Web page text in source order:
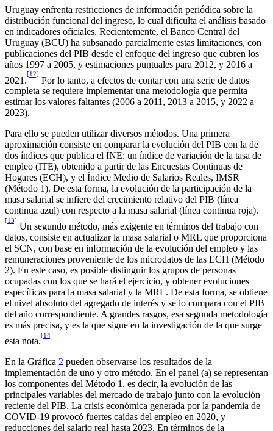
Uruguay enfrenta restricciones de información periódica sobre la
distribución funcional del ingreso, lo cual dificulta el análisis basado
en indicadores oficiales. Recientemente, el Banco Central del
Uruguay (BCU) ha subsanado parcialmente estas limitaciones, con
publicaciones del PIB desde el enfoque del ingreso que cubren los
años 1997 a 2005, y estimaciones puntuales para 2012, y 2016 a
2021.
[12]
Por lo tanto, a efectos de contar con una serie de datos
completa se requiere implementar una metodología que permita
estimar los valores faltantes (2006 a 2011, 2013 a 2015, y 2022 a
2023).
Para ello se pueden utilizar diversos métodos. Una primera
aproximación consiste en comparar la evolución del PIB con la de
dos índices que publica el INE: un índice de variación de la tasa de
empleo (ITE), obtenido a partir de las Encuestas Continuas de
Hogares (ECH), y el Índice Medio de Salarios Reales, IMSR
(Método 1). De esta forma, la evolución de la participación de la
masa salarial se infiere del crecimiento relativo del PIB (línea
continua azul) con respecto a la masa salarial (línea continua roja).
[13]
Un segundo método, más exigente en términos del trabajo con
datos, consiste en actualizar la masa salarial o MRL que proporciona
el SCN, con base en información de la evolución del empleo y las
remuneraciones proveniente de los microdatos de las ECH (Método
2). En este caso, es posible distinguir los grupos de personas
ocupadas con los que se hará el ejercicio, y obtener evoluciones
específicas para la masa salarial y la MRL. De esta forma, se obtiene
el nivel absoluto del agregado de interés y se lo compara con el PIB
del año correspondiente. A grandes rasgos, esa segunda metodología
es más precisa, y es la que sigue en la investigación de la que surge
esta nota.
[14]
En la Gráfica 2 pueden observarse los resultados de la
implementación de uno y otro método. En el panel (a) se representan
los componentes del Método 1, es decir, la evolución de las
principales variables del mercado de trabajo junto con la evolución
reciente del PIB. La crisis económica generada por la pandemia de
COVID-19 provocó fuertes caídas del empleo en 2020, y
reducciones del salario real hasta 2023. En términos de la